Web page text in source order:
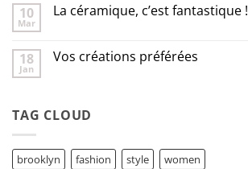
sur
bien
plus
10
Mar
La céramique, c’est fantastique !
La
18
Jan
Vos créations préférées
créations
TAG CLOUD
brooklyn fashion style women